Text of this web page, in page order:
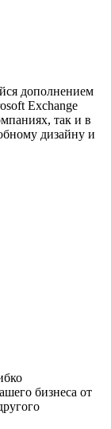
дополнением
Exchange
так и в
дизайну и
бизнеса от